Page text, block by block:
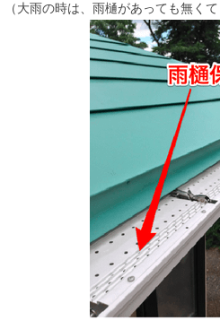
（大雨の時は、雨樋があっても無く